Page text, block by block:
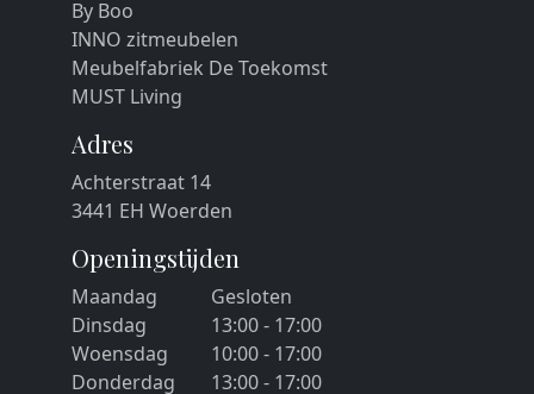
By Boo
INNO zitmeubelen
Meubelfabriek De Toekomst
MUST Living
Adres
Achterstraat 14
3441 EH Woerden
Openingstijden
Maandag
Gesloten
Dinsdag
13:00 - 17:00
Woensdag
10:00 - 17:00
Donderdag
13:00 - 17:00